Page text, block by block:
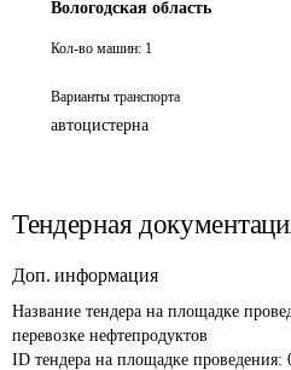
Вологодская область
Кол-во машин: 1
Варианты транспорта
автоцистерна
Тендерная
Доп. информация
Название тендера на площадке
перевозке нефтепродуктов
ID тендера на площадке проведения: